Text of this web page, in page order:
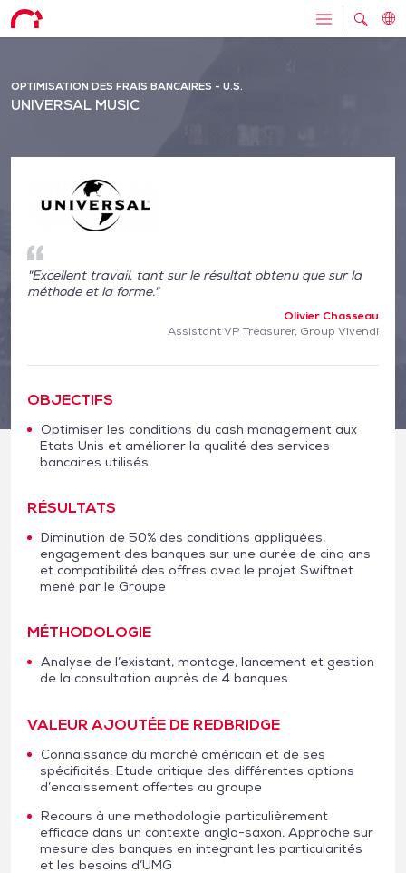
OPTIMISATION DES FRAIS BANCAIRES - U.S.
UNIVERSAL MUSIC
"Excellent travail, tant sur le résultat obtenu que sur la
méthode et la forme."
Olivier Chasseau
Assistant VP Treasurer, Group Vivendi
OBJECTIFS
Optimiser les conditions du cash management aux
Etats Unis et améliorer la qualité des services
bancaires utilisés
RÉSULTATS
Diminution de 50% des conditions appliquées,
engagement des banques sur une durée de cinq ans
et compatibilité des offres avec le projet Swiftnet
mené par le Groupe
MÉTHODOLOGIE
Analyse de l’existant, montage, lancement et gestion
de la consultation auprès de 4 banques
VALEUR AJOUTÉE DE REDBRIDGE
Connaissance du marché américain et de ses
spécificités. Etude critique des différentes options
d’encaissement offertes au groupe
Recours à une methodologie particulièrement
efficace dans un contexte anglo-saxon. Approche sur
mesure des banques en integrant les particularités
et les besoins d’UMG